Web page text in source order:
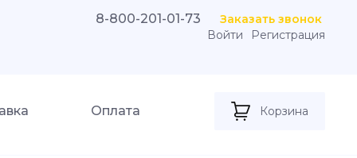
8-800-201-01-73
Заказать звонок
Войти
Регистрация
Оплата Корзина